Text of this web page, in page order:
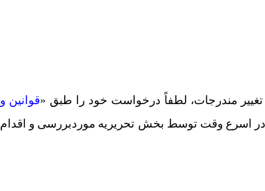
مندرجات، لطفاً درخواست خود را طبق «قوانین و
تا در اسرع وقت توسط بخش تحریریه موردبررسی و اقدام